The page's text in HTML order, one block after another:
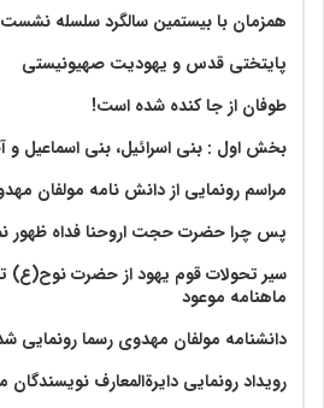
همزمان با بیستمین سالگرد سلسله
پایتختی قدس و یهودیت صهیونیستی
طوفان از جا کنده شده است!
بخش اول : بنی اسرائیل، بنی اسماعیل و
مراسم رونمایی از دانش نامه مولفان
پس چرا حضرت حجت اروحنا فداه ظهور
سیر تحولات قوم یهود از حضرت
ماهنامه موعود
دانشنامه مولفان مهدوی رسما رونمایی
رویداد رونمایی دایرةالمعارف